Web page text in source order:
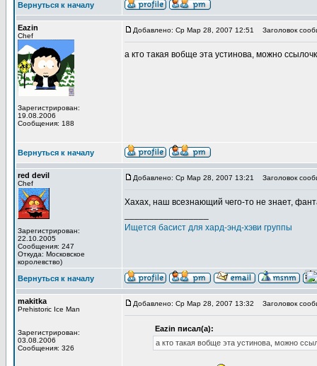
Вернуться к началу
Eazin
Chef
Зарегистрирован:
19.08.2006
Сообщения: 188
Добавлено: Ср Мар 28, 2007 12:51 Заголовок
а кто такая вобще эта устинова, можно
Вернуться к началу
red devil
Chef
Зарегистрирован:
22.10.2005
Сообщения: 247
Откуда: Московское
королевство)
Добавлено: Ср Мар 28, 2007 13:21 Заголовок
Хахах, наш всезнающий чего-то не знает,
Ищется басист для хард-энд-хэви группы
Вернуться к началу
makitka
Prehistoric Ice Man
Зарегистрирован:
03.08.2006
Сообщения: 326
Добавлено: Ср Мар 28, 2007 13:32 Заголовок
Eazin писал(а):
а кто такая вобще эта устинова, можно